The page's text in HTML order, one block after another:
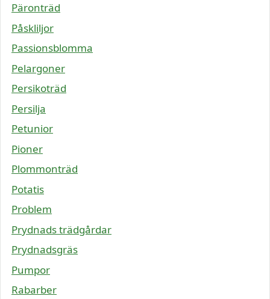
Päronträd
Påskliljor
Passionsblomma
Pelargoner
Persikoträd
Persilja
Petunior
Pioner
Plommonträd
Potatis
Problem
Prydnads trädgårdar
Prydnadsgräs
Pumpor
Rabarber